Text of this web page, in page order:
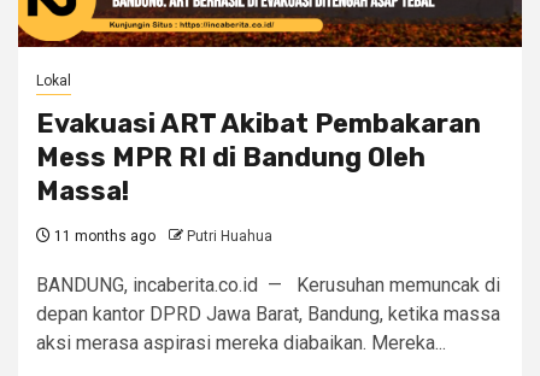
Lokal
Evakuasi ART Akibat Pembakaran
Mess MPR RI di Bandung Oleh
Massa!
11 months ago Putri Huahua
BANDUNG, incaberita.co.id — Kerusuhan memuncak di
depan kantor DPRD Jawa Barat, Bandung, ketika massa
aksi merasa aspirasi mereka diabaikan. Mereka...